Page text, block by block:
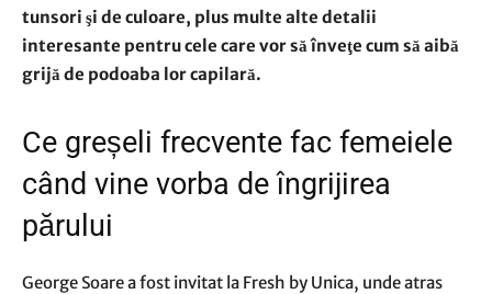
tunsori şi de culoare, plus multe alte detalii
interesante pentru cele care vor să înveţe cum să aibă
grijă de podoaba lor capilară.
Ce greșeli frecvente fac femeiele
când vine vorba de îngrijirea
părului
George Soare a fost invitat la Fresh by Unica, unde atras